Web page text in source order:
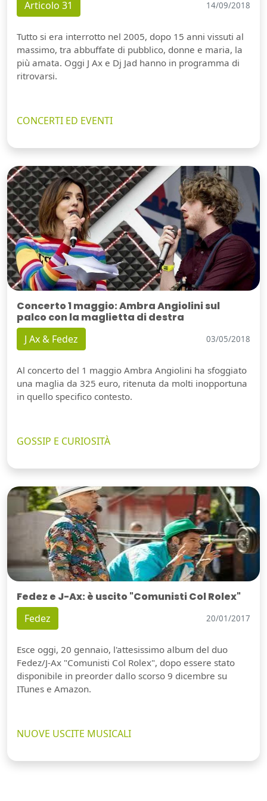
Articolo 31 14/09/2018
Tutto si era interrotto nel 2005, dopo 15 anni vissuti al
massimo, tra abbuffate di pubblico, donne e maria, la
più amata. Oggi J Ax e Dj Jad hanno in programma di
ritrovarsi.
CONCERTI ED EVENTI
Concerto 1 maggio: Ambra Angiolini sul
palco con la maglietta di destra
J Ax & Fedez 03/05/2018
Al concerto del 1 maggio Ambra Angiolini ha sfoggiato
una maglia da 325 euro, ritenuta da molti inopportuna
in quello specifico contesto.
GOSSIP E CURIOSITÀ
Fedez e J-Ax: è uscito "Comunisti Col Rolex"
Fedez 20/01/2017
Esce oggi, 20 gennaio, l'attesissimo album del duo
Fedez/J-Ax "Comunisti Col Rolex", dopo essere stato
disponibile in preorder dallo scorso 9 dicembre su
ITunes e Amazon.
NUOVE USCITE MUSICALI